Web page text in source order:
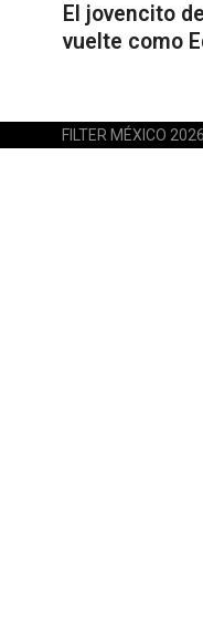
El jovencito
vuelte como
FILTER MÉXICO